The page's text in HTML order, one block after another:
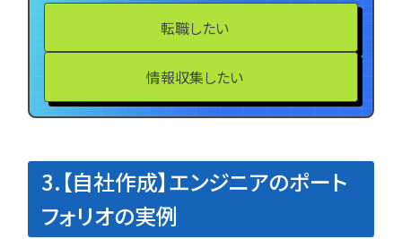
転職したい
情報収集したい
3.【自社作成】エンジニアのポート
フォリオの実例